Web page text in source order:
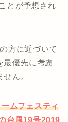
とが予想され
方に近づいて
最優先に考慮
ん。
ムフェスティ
台風19号2019